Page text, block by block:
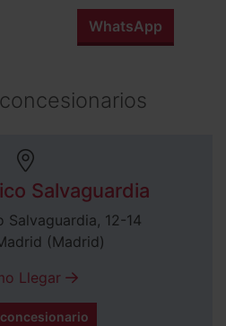
WhatsApp
Salvaguardia
Salvaguardia, 12-14
(Madrid)
Llegar
concesionario